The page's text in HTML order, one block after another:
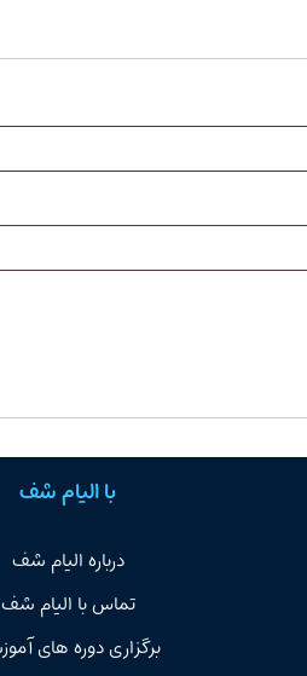
با الیام شف
درباره الیام شف
تماس با الیام شف
برگزاری دوره های